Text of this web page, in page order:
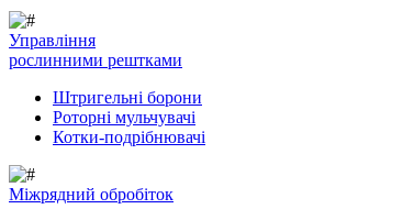
Управління
рослинними рештками
Штригельні борони
Pоторні мульчувачі
Котки-подрібнювачі
Mіжрядний обробіток